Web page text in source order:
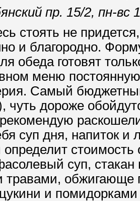
пр. 15/2, пн-
стоять не
и благородно.
обеда готовят
меню
Самый
чуть дороже
суп дня, напиток
определит
суп,
травами, обжигающе
и